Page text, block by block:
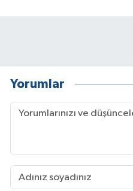
Yorumlar